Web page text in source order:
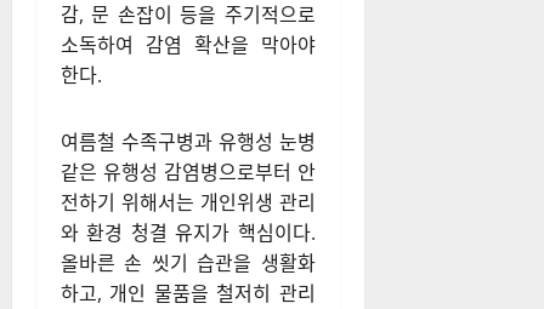
감, 문 손잡이 등을 주기적으로
소독하여 감염 확산을 막아야
한다.
여름철 수족구병과 유행성 눈병
같은 유행성 감염병으로부터 안
전하기 위해서는 개인위생 관리
와 환경 청결 유지가 핵심이다.
올바른 손 씻기 습관을 생활화
하고, 개인 물품을 철저히 관리